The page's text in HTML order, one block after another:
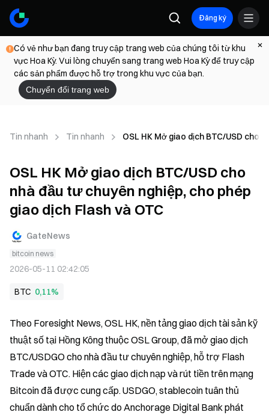
Đăng ký
Có vẻ như bạn đang truy cập trang web của chúng tôi từ khu
vực Hoa Kỳ. Vui lòng chuyển sang trang web Hoa Kỳ để truy cập
các sản phẩm được hỗ trợ trong khu vực của bạn.
Chuyển đổi trang web
Tin nhanh Tin nhanh OSL HK Mở giao dịch BTC/USD cho
OSL HK Mở giao dịch BTC/USD cho
nhà đầu tư chuyên nghiệp, cho phép
giao dịch Flash và OTC
GateNews
bitcoin news
2026-05-11 02:42:05
BTC 0,11%
Theo Foresight News, OSL HK, nền tảng giao dịch tài sản kỹ
thuật số tại Hồng Kông thuộc OSL Group, đã mở giao dịch
BTC/USDGO cho nhà đầu tư chuyên nghiệp, hỗ trợ Flash
Trade và OTC. Hiện các giao dịch nạp và rút tiền trên mạng
Bitcoin đã được cung cấp. USDGO, stablecoin tuân thủ
chuẩn dành cho tổ chức do Anchorage Digital Bank phát